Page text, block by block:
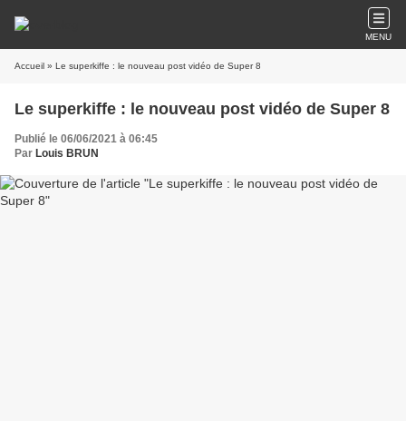
MENU
Accueil » Le superkiffe : le nouveau post vidéo de Super 8
Le superkiffe : le nouveau post vidéo de Super 8
Publié le 06/06/2021 à 06:45
Par Louis BRUN